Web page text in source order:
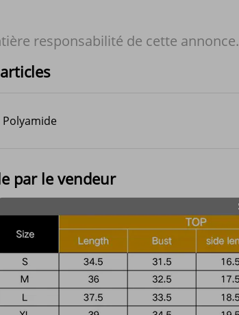
responsabilité de cette annonce.
Polyamide
par le vendeur